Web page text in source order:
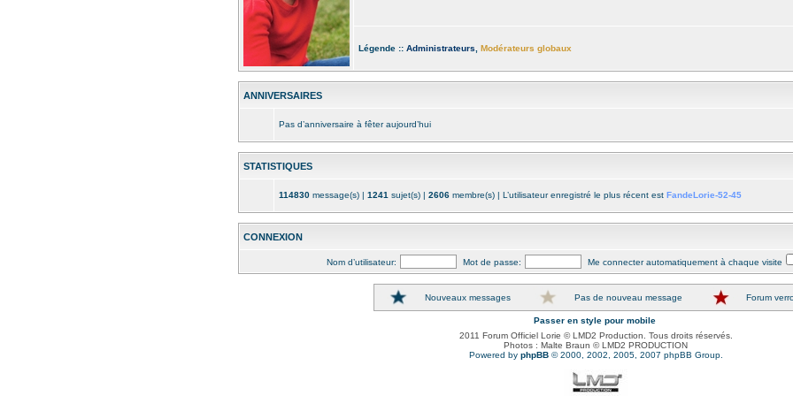
Légende :: Administrateurs Modérateurs globaux
ANNIVERSAIRES
Pas d’anniversaire à fêter aujourd’hui
STATISTIQUES
114830 message(s) | 1241 sujet(s) | 2606 membre(s) | L’utilisateur enregistré le plus récent est FandeLorie-52-45
CONNEXION
Nom d’utilisateur: Mot de passe: Me connecter automatiquement à chaque visite
Nouveaux messages Pas de nouveau message Forum
Passer en style pour mobile
2011 Forum Officiel Lorie © LMD2 Production. Tous droits réservés.
Photos : Malte Braun © LMD2 PRODUCTION
Powered by phpBB© 2000, 2002, 2005, 2007 phpBB Group.